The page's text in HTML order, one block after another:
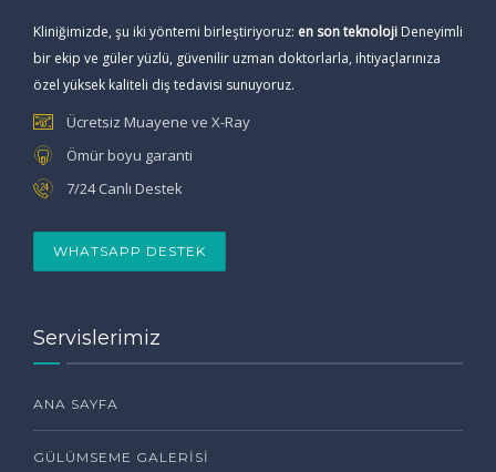
Kliniğimizde, şu iki yöntemi birleştiriyoruz: en son teknoloji Deneyimli
bir ekip ve güler yüzlü, güvenilir uzman doktorlarla, ihtiyaçlarınıza
özel yüksek kaliteli diş tedavisi sunuyoruz.
Ücretsiz Muayene ve X-Ray
Ömür boyu garanti
7/24 Canlı Destek
WHATSAPP DESTEK
Servislerimiz
ANA SAYFA
GÜLÜMSEME GALERISI